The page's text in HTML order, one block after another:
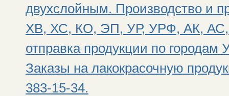
двухслойным. Производство и
ХВ, ХС, КО, ЭП, УР, УРФ, АК,
отправка продукции по городам
Заказы на лакокрасочную
383-15-34.